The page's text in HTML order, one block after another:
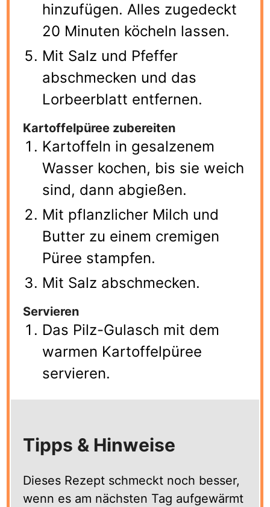
hinzufügen. Alles zugedeckt
20 Minuten köcheln lassen.
Mit Salz und Pfeffer
abschmecken und das
Lorbeerblatt entfernen.
Kartoffelpüree zubereiten
Kartoffeln in gesalzenem
Wasser kochen, bis sie weich
sind, dann abgießen.
Mit pflanzlicher Milch und
Butter zu einem cremigen
Püree stampfen.
Mit Salz abschmecken.
Servieren
Das Pilz-Gulasch mit dem
warmen Kartoffelpüree
servieren.
Tipps & Hinweise
Dieses Rezept schmeckt noch besser,
wenn es am nächsten Tag aufgewärmt